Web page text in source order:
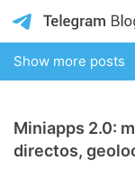
Show more posts
Miniapps 2.0:
directos,